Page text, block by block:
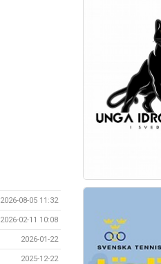
2026-08-05 11:32
2026-02-11 10:08
2026-01-22
2025-12-22